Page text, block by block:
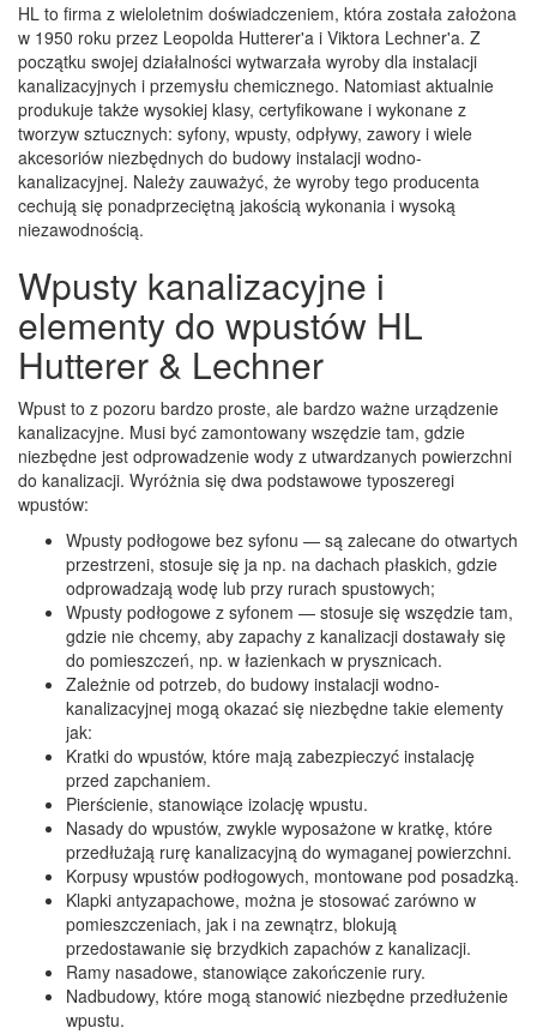
HL to firma z wieloletnim doświadczeniem, która została założona
w 1950 roku przez Leopolda Hutterer'a i Viktora Lechner'a. Z
początku swojej działalności wytwarzała wyroby dla instalacji
kanalizacyjnych i przemysłu chemicznego. Natomiast aktualnie
produkuje także wysokiej klasy, certyfikowane i wykonane z
tworzyw sztucznych: syfony, wpusty, odpływy, zawory i wiele
akcesoriów niezbędnych do budowy instalacji wodno-
kanalizacyjnej. Należy zauważyć, że wyroby tego producenta
cechują się ponadprzeciętną jakością wykonania i wysoką
niezawodnością.
Wpusty kanalizacyjne i
elementy do wpustów HL
Hutterer & Lechner
Wpust to z pozoru bardzo proste, ale bardzo ważne urządzenie
kanalizacyjne. Musi być zamontowany wszędzie tam, gdzie
niezbędne jest odprowadzenie wody z utwardzanych powierzchni
do kanalizacji. Wyróżnia się dwa podstawowe typoszeregi
wpustów:
Wpusty podłogowe bez syfonu — są zalecane do otwartych
przestrzeni, stosuje się ja np. na dachach płaskich, gdzie
odprowadzają wodę lub przy rurach spustowych;
Wpusty podłogowe z syfonem — stosuje się wszędzie tam,
gdzie nie chcemy, aby zapachy z kanalizacji dostawały się
do pomieszczeń, np. w łazienkach w prysznicach.
Zależnie od potrzeb, do budowy instalacji wodno-
kanalizacyjnej mogą okazać się niezbędne takie elementy
jak:
Kratki do wpustów, które mają zabezpieczyć instalację
przed zapchaniem.
Pierścienie, stanowiące izolację wpustu.
Nasady do wpustów, zwykle wyposażone w kratkę, które
przedłużają rurę kanalizacyjną do wymaganej powierzchni.
Korpusy wpustów podłogowych, montowane pod posadzką.
Klapki antyzapachowe, można je stosować zarówno w
pomieszczeniach, jak i na zewnątrz, blokują
przedostawanie się brzydkich zapachów z kanalizacji.
Ramy nasadowe, stanowiące zakończenie rury.
Nadbudowy, które mogą stanowić niezbędne przedłużenie
wpustu.